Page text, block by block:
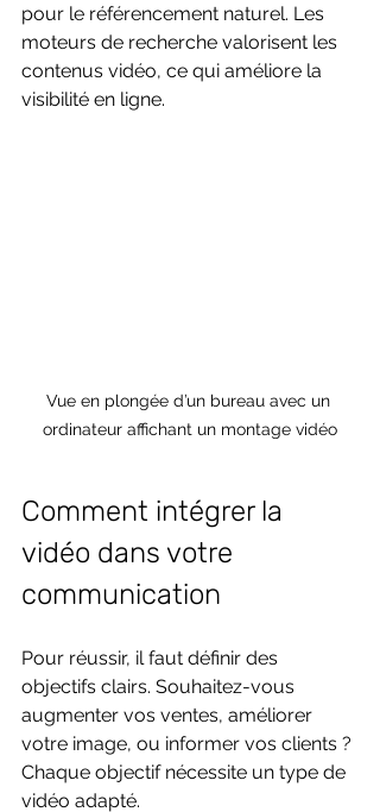
pour le référencement naturel. Les
moteurs de recherche valorisent les
contenus vidéo, ce qui améliore la
visibilité en ligne.
Vue en plongée d’un bureau avec un
ordinateur affichant un montage vidéo
Comment intégrer la
vidéo dans votre
communication
Pour réussir, il faut définir des
objectifs clairs. Souhaitez-vous
augmenter vos ventes, améliorer
votre image, ou informer vos clients ?
Chaque objectif nécessite un type de
vidéo adapté.